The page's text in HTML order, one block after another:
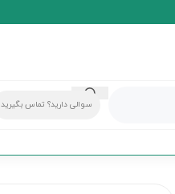
سوالی دارید؟ تماس بگیرید